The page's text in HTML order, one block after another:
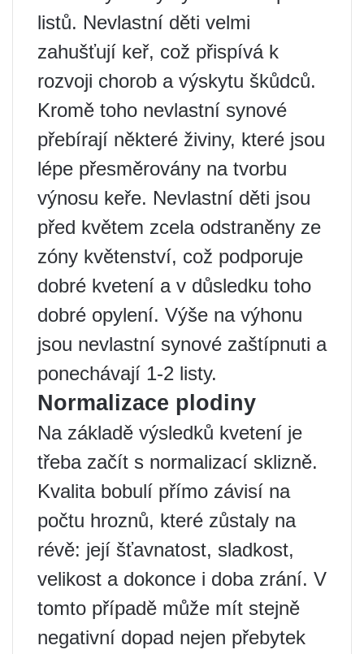
listů. Nevlastní děti velmi
zahušťují keř, což přispívá k
rozvoji chorob a výskytu škůdců.
Kromě toho nevlastní synové
přebírají některé živiny, které jsou
lépe přesměrovány na tvorbu
výnosu keře. Nevlastní děti jsou
před květem zcela odstraněny ze
zóny květenství, což podporuje
dobré kvetení a v důsledku toho
dobré opylení. Výše na výhonu
jsou nevlastní synové zaštípnuti a
ponechávají 1-2 listy.
Normalizace plodiny
Na základě výsledků kvetení je
třeba začít s normalizací sklizně.
Kvalita bobulí přímo závisí na
počtu hroznů, které zůstaly na
révě: její šťavnatost, sladkost,
velikost a dokonce i doba zrání. V
tomto případě může mít stejně
negativní dopad nejen přebytek